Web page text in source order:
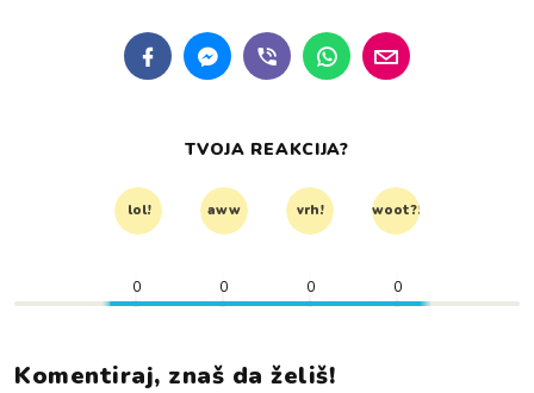
TVOJA REAKCIJA?
lol! aww vrh! woot?!
0 0 0 0
Komentiraj, znaš da želiš!